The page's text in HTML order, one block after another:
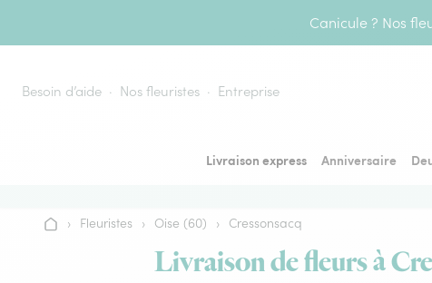
Canicule ? Nos
Besoin d’aide Nos fleuristes Entreprise
Livraison express Anniversaire
Accueil
› Fleuristes › Oise (60) › Cressonsacq
Livraison de fleurs à